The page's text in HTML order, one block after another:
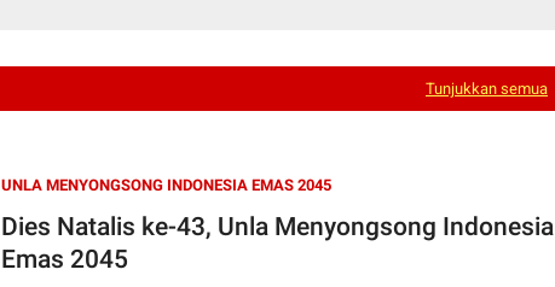
Tunjukkan semua
UNLA MENYONGSONG INDONESIA EMAS 2045
Dies Natalis ke-43, Unla Menyongsong Indonesia
Emas 2045